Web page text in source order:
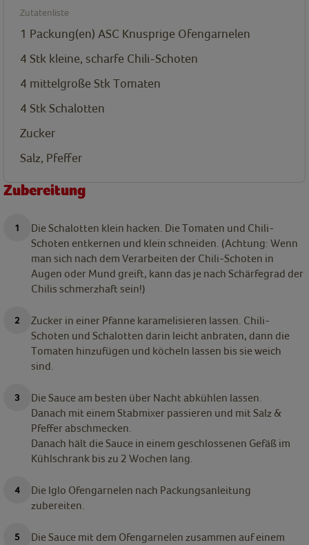
Zutatenliste
1 Packung(en) ASC Knusprige Ofengarnelen
4 Stk kleine, scharfe Chili-Schoten
4 mittelgroße Stk Tomaten
4 Stk Schalotten
Zucker
Salz, Pfeffer
Zubereitung
Die Schalotten klein hacken. Die Tomaten und Chili-
Schoten entkernen und klein schneiden. (Achtung: Wenn
man sich nach dem Verarbeiten der Chili-Schoten in
Augen oder Mund greift, kann das je nach Schärfegrad der
Chilis schmerzhaft sein!)
Zucker in einer Pfanne karamelisieren lassen. Chili-
Schoten und Schalotten darin leicht anbraten, dann die
Tomaten hinzufügen und köcheln lassen bis sie weich
sind.
Die Sauce am besten über Nacht abkühlen lassen.
Danach mit einem Stabmixer passieren und mit Salz &
Pfeffer abschmecken.
Danach hält die Sauce in einem geschlossenen Gefäß im
Kühlschrank bis zu 2 Wochen lang.
Die Iglo Ofengarnelen nach Packungsanleitung
zubereiten.
Die Sauce mit dem Ofengarnelen zusammen auf einem